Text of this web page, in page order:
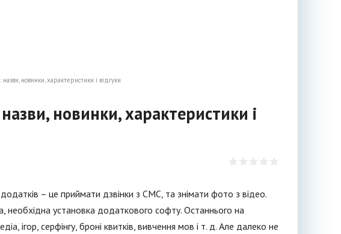
новинки, характеристики і відгуки
новинки, характеристики і
– це приймати дзвінки з СМС, та знімати фото з відео.
необхідна установка додаткового софту. Останнього на
ігор, серфінгу, броні квитків, вивчення мов і т. д. Але далеко не